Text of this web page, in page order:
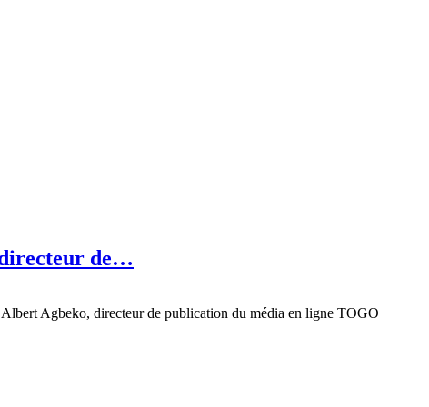
de…
Agbeko, directeur de publication du média en ligne TOGO